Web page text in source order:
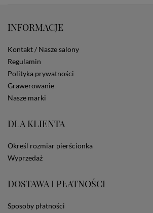
nie podasz danych, nie będziesz mógł
zawartości naszej strony
Zautomatyzowane podejmowanie decyzji
Na stronie Sklepu są wykorzystywane
Stosowane są one w celach zapewnienia
wygody wszystkich użytkowników (w
przy korzystaniu ze Sklepu
preferencji i ustawień na stronie, zbieranie
anonimowych danych dla celów
portale społecznościowe, np. Facebook).
dotyczących cookies oznacza, że będą one
zamieszczane w urządzeniu końcowym
użytkownika. Jeżeli użytkownik nie
ustawienia swojej przeglądarki.
informacji o plikach cookies.
INFORMACJE
Kontakt / Nasze salony
Regulamin
Polityka prywatności
Grawerowanie
Nasze marki
DLA KLIENTA
Określ rozmiar pierścionka
Wyprzedaż
DOSTAWA I PŁATNOŚCI
Sposoby płatności